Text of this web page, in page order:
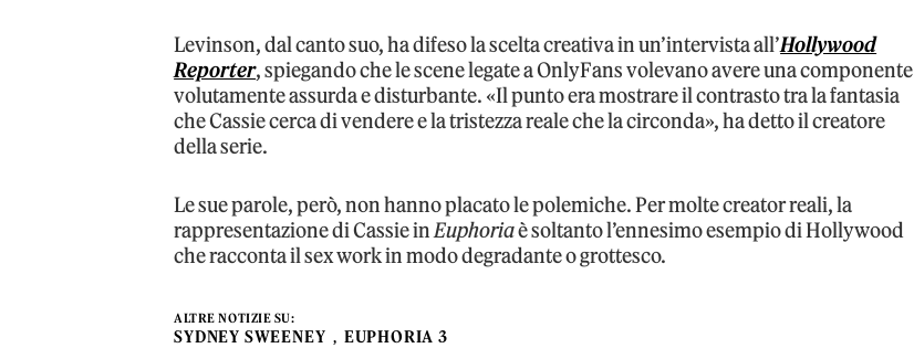
Levinson, dal canto suo, ha difeso la scelta creativa in un’intervista all’Hollywood
Reporter, spiegando che le scene legate a OnlyFans volevano avere una componente
volutamente assurda e disturbante. «Il punto era mostrare il contrasto tra la fantasia
che Cassie cerca di vendere e la tristezza reale che la circonda», ha detto il creatore
della serie.
Le sue parole, però, non hanno placato le polemiche. Per molte creator reali, la
rappresentazione di Cassie inEuphoriaè soltanto l’ennesimo esempio di Hollywood
che racconta il sex work in modo degradante o grottesco.
ALTRE NOTIZIE SU:
SYDNEY SWEENEY EUPHORIA 3